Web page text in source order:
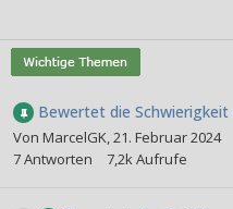
Bewertet die
Von MarcelGK,21. Februar 2024
7Antworten 7,2kAufrufe